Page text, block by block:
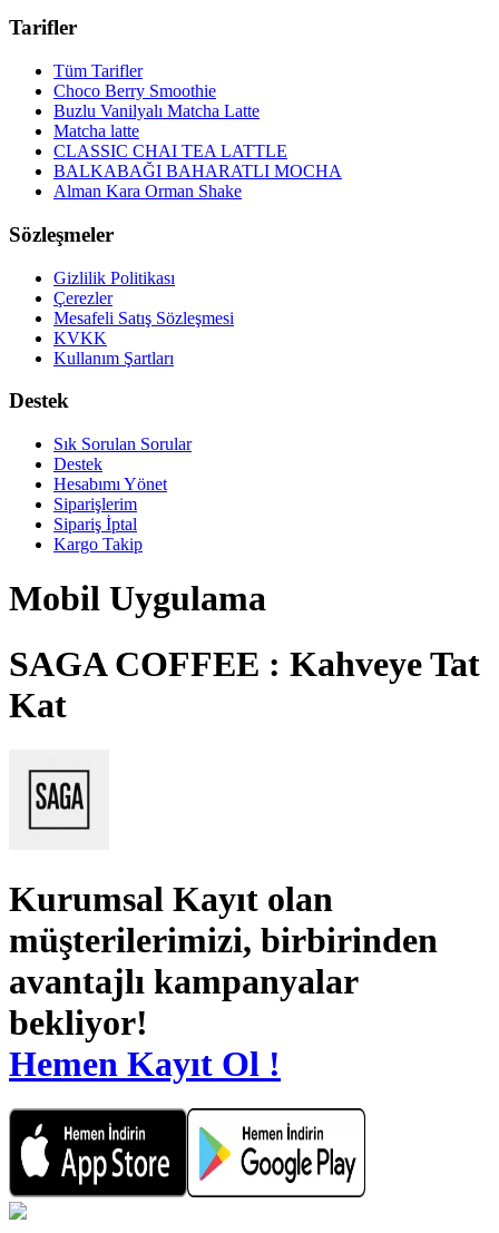
Tarifler
Tüm Tarifler
Choco Berry Smoothie
Buzlu Vanilyalı Matcha Latte
Matcha latte
CLASSIC CHAI TEA LATTLE
BALKABAĞI BAHARATLI MOCHA
Alman Kara Orman Shake
Sözleşmeler
Gizlilik Politikası
Çerezler
Mesafeli Satış Sözleşmesi
KVKK
Kullanım Şartları
Destek
Sık Sorulan Sorular
Destek
Hesabımı Yönet
Siparişlerim
Sipariş İptal
Kargo Takip
Mobil Uygulama
SAGA COFFEE : Kahveye Tat
Kat
Kurumsal Kayıt olan
müşterilerimizi, birbirinden
avantajlı kampanyalar
bekliyor!
Hemen Kayıt Ol !